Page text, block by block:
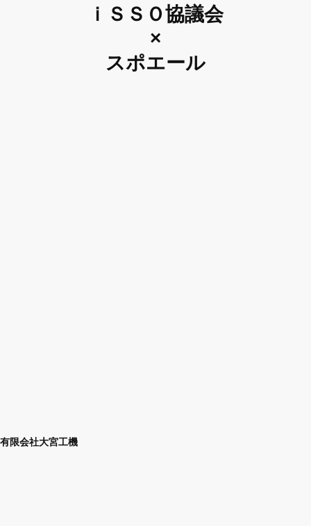
ｉＳＳＯ協議会
×
スポエール
有限会社大宮工機